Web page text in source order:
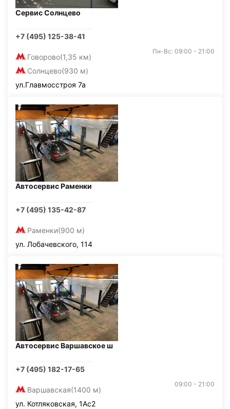
Сервис Солнцево
+7 (495) 125-38-41
Говорово(1,35 км)
Солнцево(930 м)
Пн-Вс: 09:00 - 21:00
ул.Главмосстроя 7а
Автосервис Раменки
+7 (495) 135-42-87
Раменки(900 м)
ул. Лобачевского, 114
Автосервис Варшавское ш
+7 (495) 182-17-65
Варшавская(1400 м)
09:00 - 21:00
ул. Котляковская, 1Ас2